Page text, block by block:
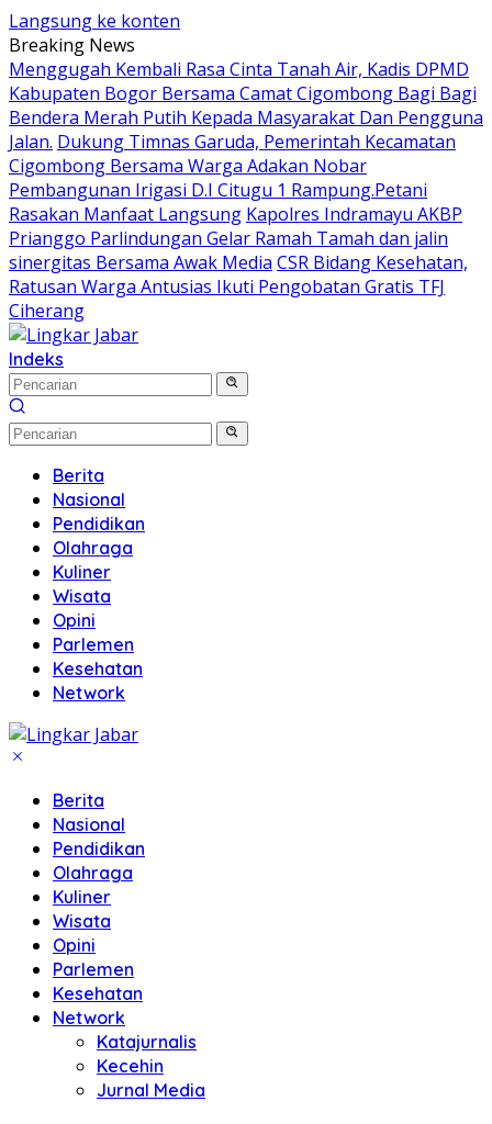
Langsung ke konten
Breaking News
Menggugah Kembali Rasa Cinta Tanah Air, Kadis DPMD
Kabupaten Bogor Bersama Camat Cigombong Bagi Bagi
Bendera Merah Putih Kepada Masyarakat Dan Pengguna
Jalan. Dukung Timnas Garuda, Pemerintah Kecamatan
Cigombong Bersama Warga Adakan Nobar
Pembangunan Irigasi D.I Citugu 1 Rampung.Petani
Rasakan Manfaat Langsung Kapolres Indramayu AKBP
Prianggo Parlindungan Gelar Ramah Tamah dan jalin
sinergitas Bersama Awak Media CSR Bidang Kesehatan,
Ratusan Warga Antusias Ikuti Pengobatan Gratis TFJ
Ciherang
Indeks
Berita
Nasional
Pendidikan
Olahraga
Kuliner
Wisata
Opini
Parlemen
Kesehatan
Network
Berita
Nasional
Pendidikan
Olahraga
Kuliner
Wisata
Opini
Parlemen
Kesehatan
Network
Katajurnalis
Kecehin
Jurnal Media